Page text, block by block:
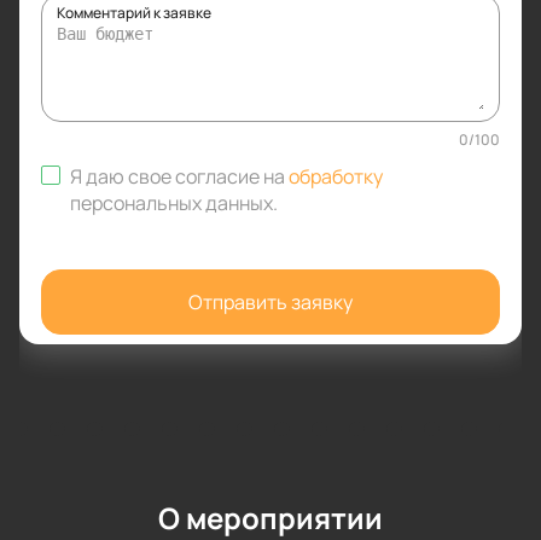
Комментарий к заявке
0/100
Я даю свое согласие наобработку
персональных данных.
Отправить заявку
О мероприятии